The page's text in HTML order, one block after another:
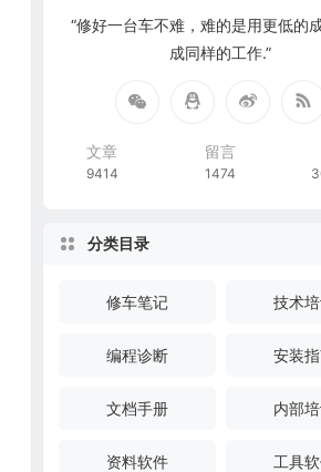
“修好一台车不难，难的是用更低的
成同样的工作.”
文章
9414
留言
1474
分类目录
修车笔记 技术
编程诊断 安装
文档手册 内部
资料软件 工具